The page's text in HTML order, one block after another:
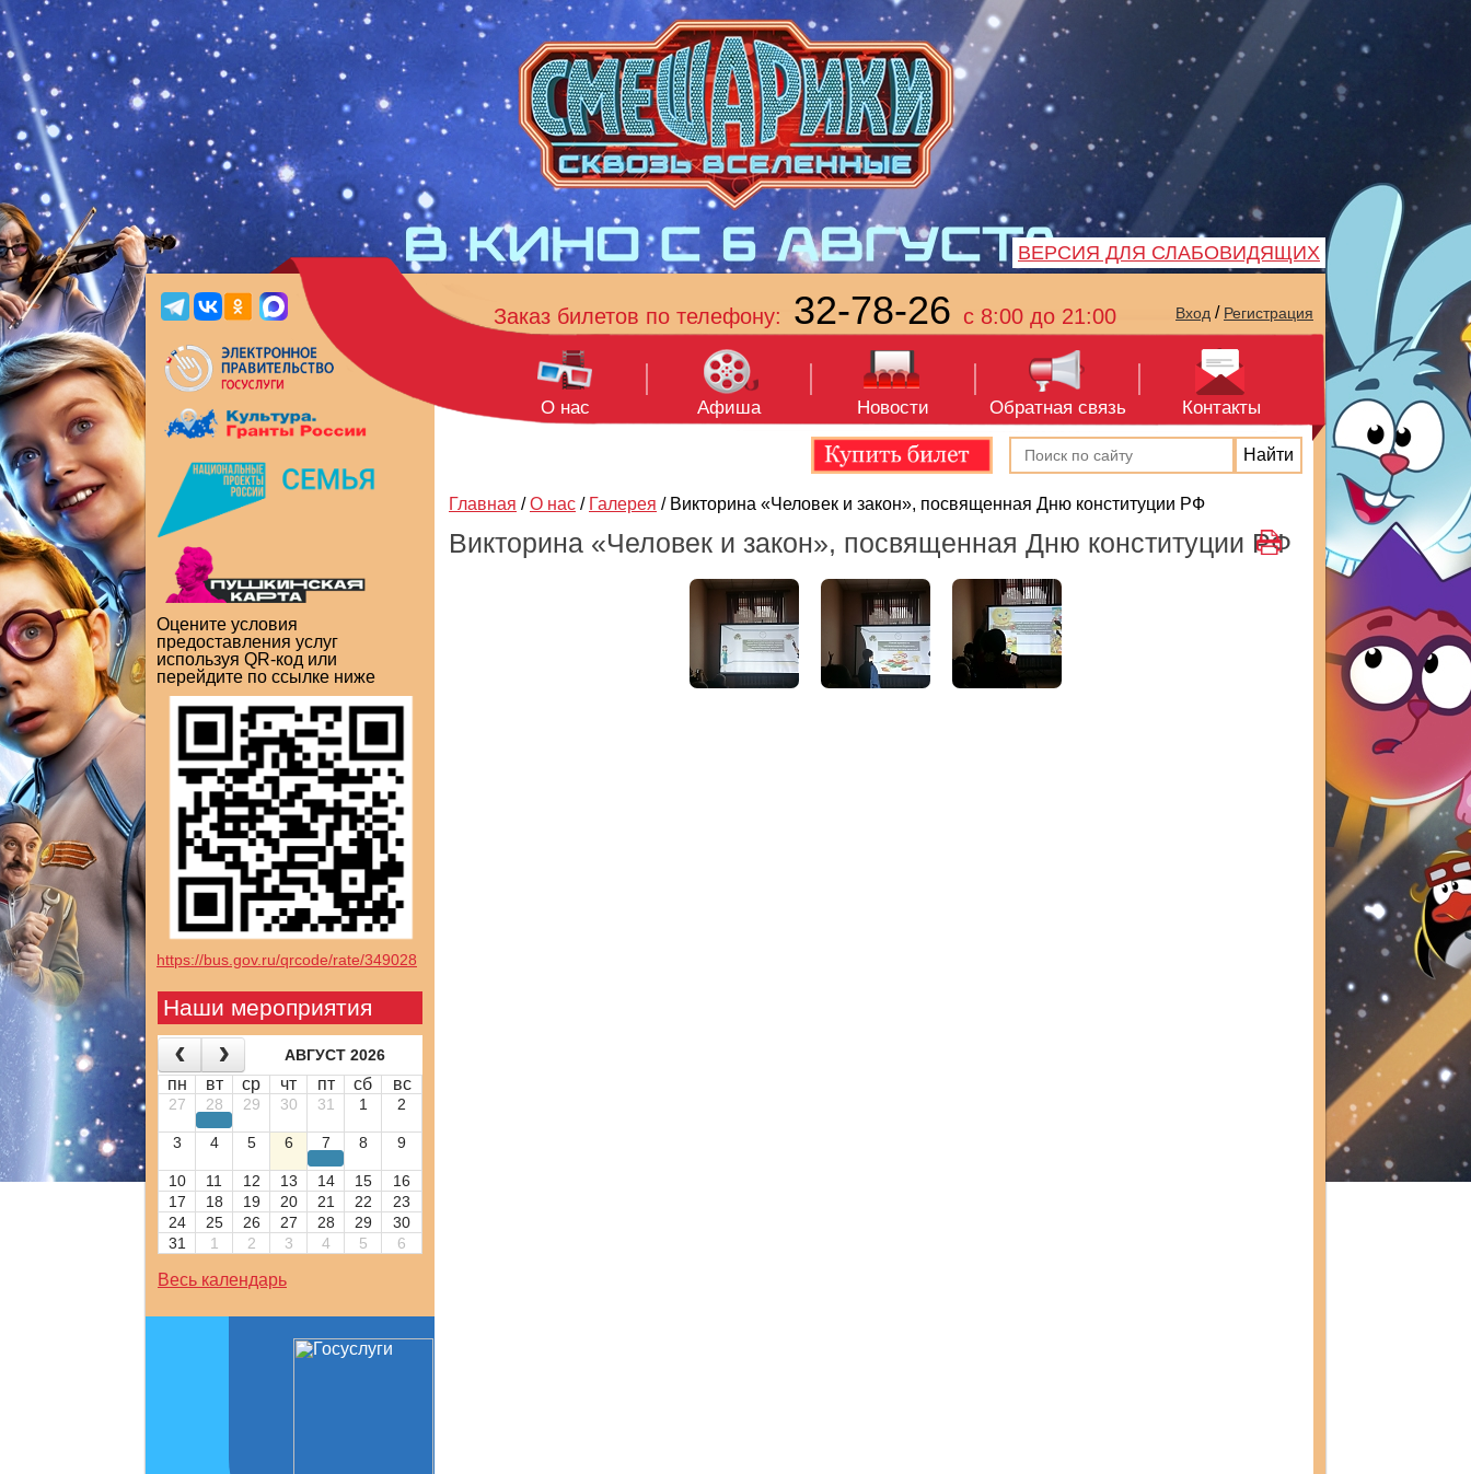
ВЕРСИЯ ДЛЯ СЛАБОВИДЯЩИХ
Оцените условия
предоставления услуг
используя QR-код или
перейдите по ссылке ниже
https://bus.gov.ru/qrcode/rate/349028
Наши мероприятия
АВГУСТ 2026
пн вт ср чт пт сб вс
27 28 29 30 31 1 2
3 4 5 6 7 8 9
10 11 12 13 14 15
16
17
18 19 20 21 22
23
24
25 26 27 28 29
30
31
1 2 3 4 5 6
Весь календарь
Заказ билетов по телефону: 32-78-26 с 8:00 до 21:00 Вход / Регистрация
О нас Афиша Новости Обратная связь Контакты
Главная / О нас / Галерея / Викторина «Человек и закон», посвященная Дню конституции РФ
Викторина «Человек и закон», посвященная Дню конституции РФ